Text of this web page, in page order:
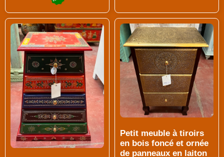
Petit meuble à tiroirs
en bois foncé et ornée
de panneaux en laiton